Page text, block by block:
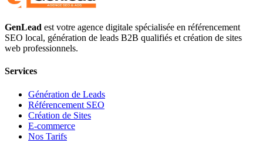
GenLead est votre agence digitale spécialisée en référencement
SEO local, génération de leads B2B qualifiés et création de sites
web professionnels.
Services
Génération de Leads
Référencement SEO
Création de Sites
E-commerce
Nos Tarifs